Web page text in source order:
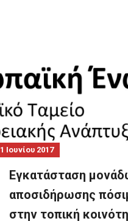
1 Ιουνίου 2017
Εγκατάσταση
αποσιδήρωσης
στην τοπική